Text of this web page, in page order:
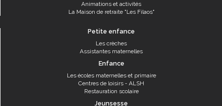
Animations et activités
La Maison de retraite "Les Filaos"
Petite enfance
Les crèches
Assistantes maternelles
Enfance
Les écoles maternelles et primaire
Centres de loisirs - ALSH
Restauration scolaire
Jeunsesse